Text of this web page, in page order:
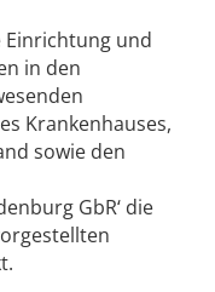
Einrichtung und
in den
Krankenhauses,
sowie den
GbR‘ die